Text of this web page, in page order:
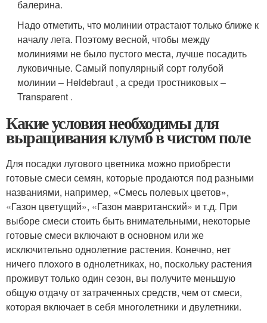
балерина.
Надо отметить, что молинии отрастают только ближе к
началу лета. Поэтому весной, чтобы между
молиниями не было пустого места, лучше посадить
луковичные. Самый популярный сорт голубой
молинии – Heidebraut , а среди тростниковых –
Transparent .
Какие условия необходимы для
выращивания клумб в чистом поле
Для посадки лугового цветника можно приобрести
готовые смеси семян, которые продаются под разными
названиями, например, «Смесь полевых цветов»,
«Газон цветущий», «Газон мавританский» и т.д. При
выборе смеси стоить быть внимательными, некоторые
готовые смеси включают в основном или же
исключительно однолетние растения. Конечно, нет
ничего плохого в однолетниках, но, поскольку растения
проживут только один сезон, вы получите меньшую
общую отдачу от затраченных средств, чем от смеси,
которая включает в себя многолетники и двулетники.